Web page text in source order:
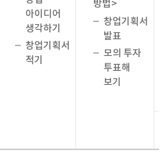
아이디어
생각하기
창업기획서
적기
방법>
창업기획서
발표
모의 투자
투표해
보기